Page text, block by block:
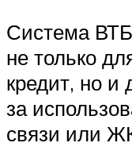
Система
не только
кредит, но и
за
связи или